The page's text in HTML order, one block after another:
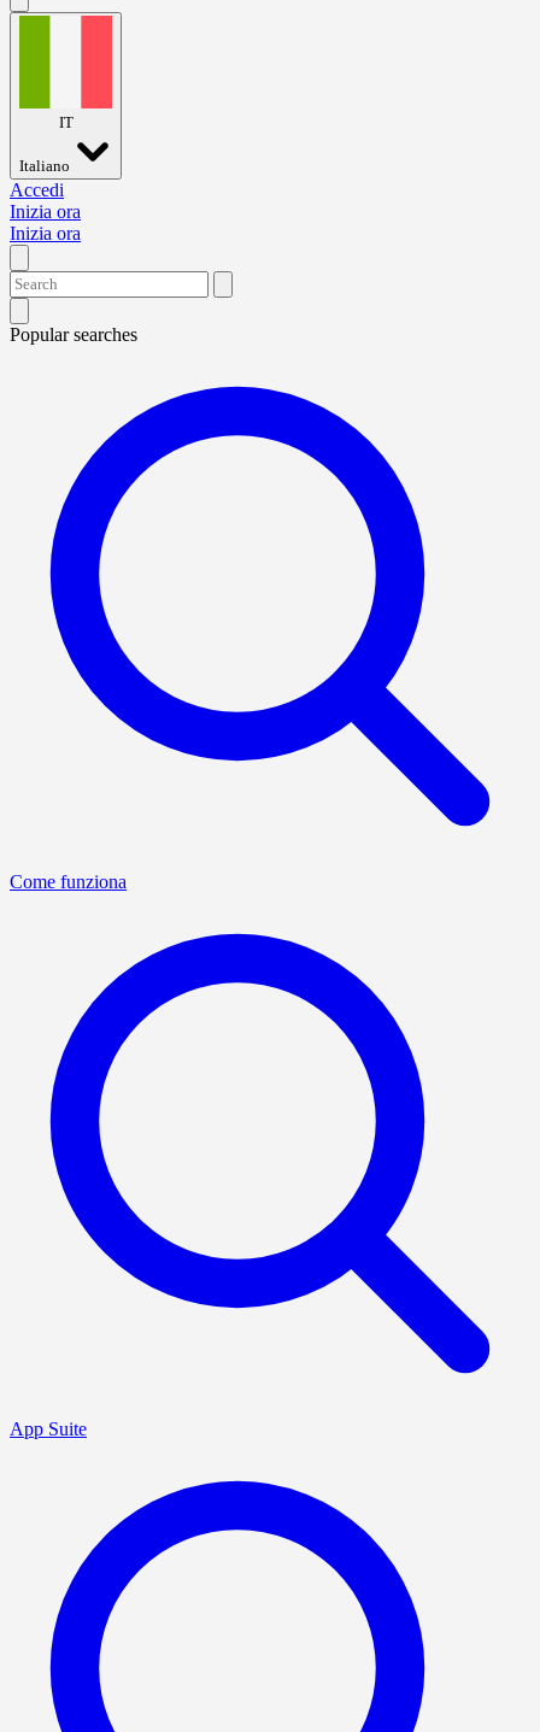
IT
Italiano
Accedi
Inizia ora
Inizia ora
Popular searches
Come funziona
App Suite